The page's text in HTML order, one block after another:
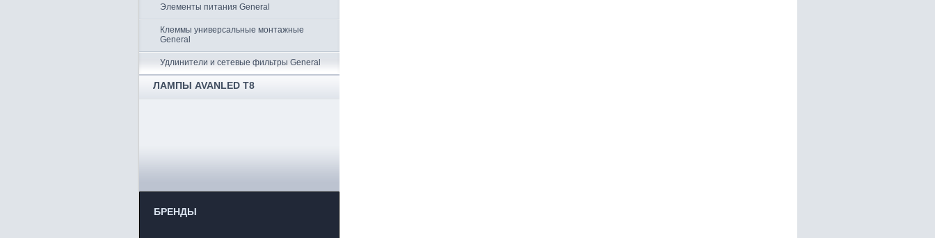
Элементы питания General
Клеммы универсальные монтажные
General
Удлинители и сетевые фильтры General
ЛАМПЫ AVANLED T8
БРЕНДЫ